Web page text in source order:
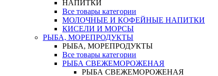
НАПИТКИ
Все товары категории
МОЛОЧНЫЕ И КОФЕЙНЫЕ НАПИТКИ
КИСЕЛИ И МОРСЫ
РЫБА, МОРЕПРОДУКТЫ
РЫБА, МОРЕПРОДУКТЫ
Все товары категории
РЫБА СВЕЖЕМОРОЖЕНАЯ
РЫБА СВЕЖЕМОРОЖЕНАЯ